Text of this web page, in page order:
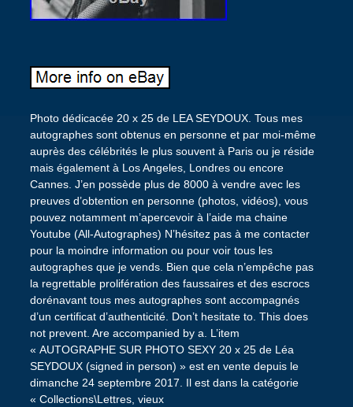
Photo dédicacée 20 x 25 de LEA SEYDOUX. Tous mes
autographes sont obtenus en personne et par moi-même
auprès des célébrités le plus souvent à Paris ou je réside
mais également à Los Angeles, Londres ou encore
Cannes. J’en possède plus de 8000 à vendre avec les
preuves d’obtention en personne (photos, vidéos), vous
pouvez notamment m’apercevoir à l’aide ma chaine
Youtube (All-Autographes) N’hésitez pas à me contacter
pour la moindre information ou pour voir tous les
autographes que je vends. Bien que cela n’empêche pas
la regrettable prolifération des faussaires et des escrocs
dorénavant tous mes autographes sont accompagnés
d’un certificat d’authenticité. Don’t hesitate to. This does
not prevent. Are accompanied by a. L’item
« AUTOGRAPHE SUR PHOTO SEXY 20 x 25 de Léa
SEYDOUX (signed in person) » est en vente depuis le
dimanche 24 septembre 2017. Il est dans la catégorie
« Collections\Lettres, vieux